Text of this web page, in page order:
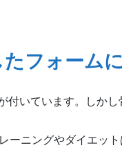
フォームに
付いています。しかし
ーニングやダイエッ